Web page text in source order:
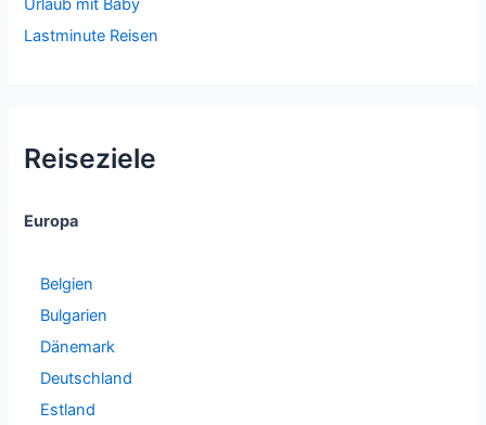
Urlaub mit Baby
Lastminute Reisen
Reiseziele
Europa
Belgien
Bulgarien
Dänemark
Deutschland
Estland